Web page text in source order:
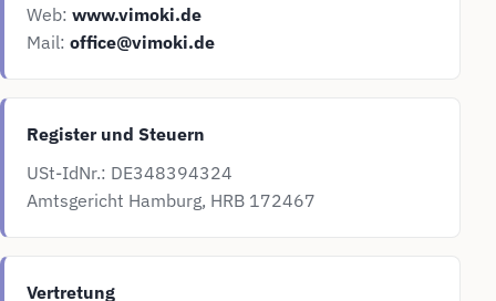
Web: www.vimoki.de
Mail: office@vimoki.de
Register und Steuern
USt-IdNr.: DE348394324
Amtsgericht Hamburg, HRB 172467
Vertretung